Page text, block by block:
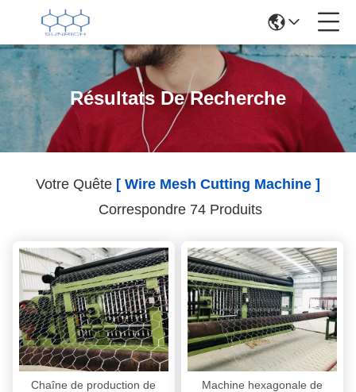
Résultats De Recherche
Votre Quête [ Wire Mesh Cutting Machine ]
Correspondre 74 Produits
Chaîne de production de
Machine hexagonale de